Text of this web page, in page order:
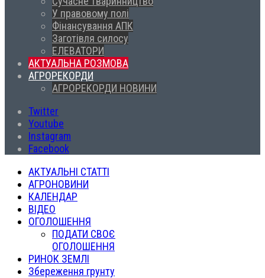
У правовому полі
Фінансування АПК
Заготівля силосу
ЕЛЕВАТОРИ
АКТУАЛЬНА РОЗМОВА
АГРОРЕКОРДИ
АГРОРЕКОРДИ НОВИНИ
Twitter
Youtube
Instagram
Facebook
АКТУАЛЬНІ СТАТТІ
АГРОНОВИНИ
КАЛЕНДАР
ВІДЕО
ОГОЛОШЕННЯ
ПОДАТИ СВОЄ
ОГОЛОШЕННЯ
РИНОК ЗЕМЛІ
Збереження грунту